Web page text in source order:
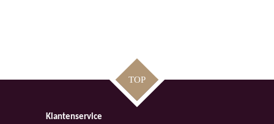
TOP
Klantenservice